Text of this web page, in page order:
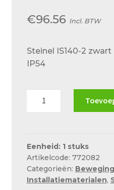
Ons team
Retouren – Geschillen – Garantie
Service en onderhoud
Verzending en bezorging
Winkel
Winkelmand
€96.56 Incl. BTW
Steinel IS140-2
IP54
bewegingsmelder
IP54
aantal
Eenheid: 1 stuks
Artikelcode: 772082
Categorieën:
Installatiematerialen,